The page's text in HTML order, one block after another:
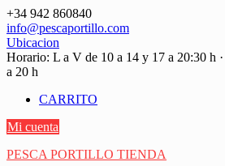
Saltar
contenido
+34 942 860840
info@pescaportillo.com
Ubicacion
Horario: L a V de 10 a 14 y 17 a 20:30 h
a 20 h
CARRITO
Mi cuenta
PESCA PORTILLO TIENDA